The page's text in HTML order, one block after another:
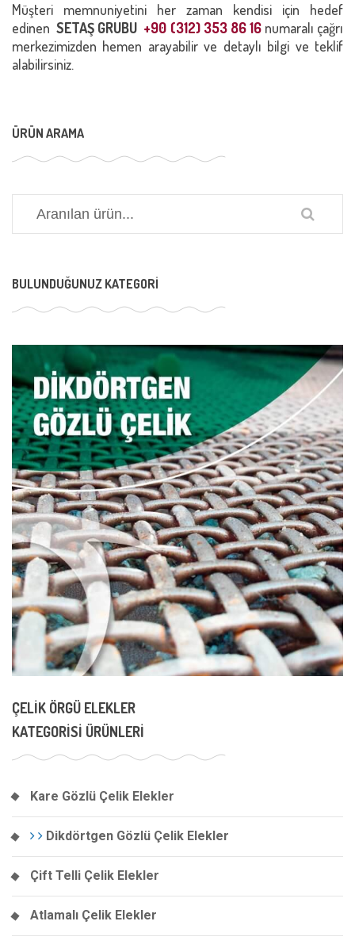
Müşteri memnuniyetini her zaman kendisi için hedef
edinenSETAŞ GRUBU +90 (312) 353 86 16numaralı çağrı
merkezimizden hemen arayabilir ve detaylı bilgi ve teklif
alabilirsiniz.
ÜRÜN ARAMA
BULUNDUĞUNUZ KATEGORI
ÇELIK ÖRGÜ ELEKLER
KATEGORISI ÜRÜNLERI
Kare Gözlü Çelik Elekler
Dikdörtgen Gözlü Çelik Elekler
Çift Telli Çelik Elekler
Atlamalı Çelik Elekler